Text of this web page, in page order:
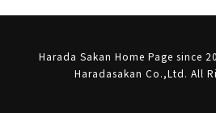
Harada Sakan Home Page since
Haradasakan Co.,Ltd. All